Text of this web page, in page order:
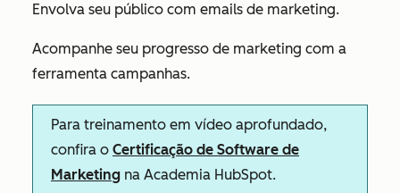
Envolva seu público com emails de marketing.
Acompanhe seu progresso de marketing com a
ferramenta campanhas.
Para treinamento em vídeo aprofundado,
confira o Certificação de Software de
Marketing na Academia HubSpot.